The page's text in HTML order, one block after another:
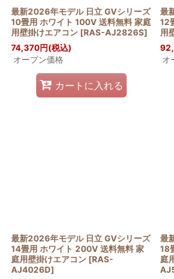
最新2026年モデル 日立 GVシリーズ
10畳用 ホワイト 100V 送料無料 家庭
用壁掛けエアコン [RAS-AJ2826S]
74,370円(税込)
オープン価格
カートに入れる
最
12
用
オ
最新2026年モデル 日立 GVシリーズ
14畳用 ホワイト 200V 送料無料 家
庭用壁掛けエアコン [RAS-
AJ4026D]
最
18
庭